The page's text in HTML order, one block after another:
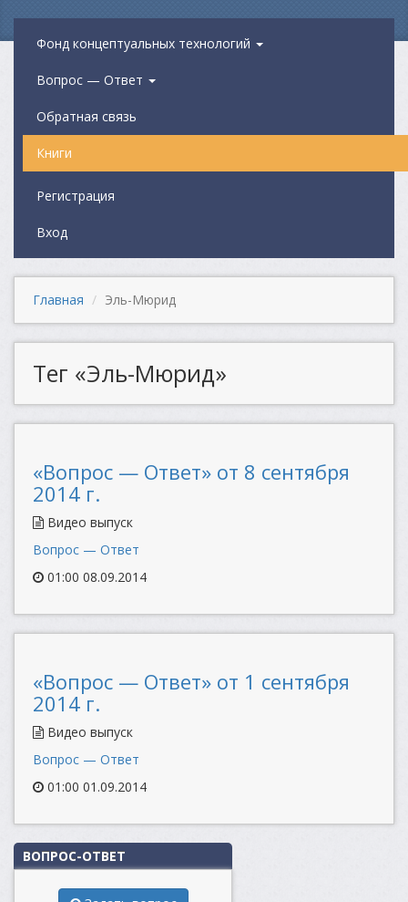
Фонд концептуальных технологий
Вопрос — Ответ
Обратная связь
Книги
Регистрация
Вход
Главная Эль-Мюрид
Тег «Эль-Мюрид»
«Вопрос — Ответ» от 8 сентября
2014 г.
Видео выпуск
Вопрос — Ответ
01:00 08.09.2014
«Вопрос — Ответ» от 1 сентября
2014 г.
Видео выпуск
Вопрос — Ответ
01:00 01.09.2014
ВОПРОС-ОТВЕТ